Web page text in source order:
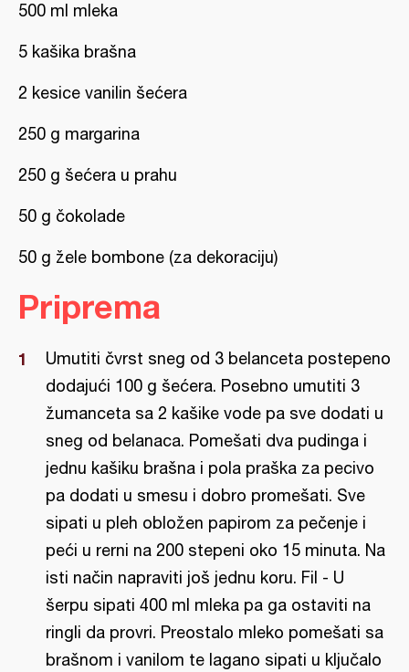
500 ml mleka
5 kašika brašna
2 kesice vanilin šećera
250 g margarina
250 g šećera u prahu
50 g čokolade
50 g žele bombone (za dekoraciju)
Priprema
Umutiti čvrst sneg od 3 belanceta postepeno
dodajući 100 g šećera. Posebno umutiti 3
žumanceta sa 2 kašike vode pa sve dodati u
sneg od belanaca. Pomešati dva pudinga i
jednu kašiku brašna i pola praška za pecivo
pa dodati u smesu i dobro promešati. Sve
sipati u pleh obložen papirom za pečenje i
peći u rerni na 200 stepeni oko 15 minuta. Na
isti način napraviti još jednu koru. Fil - U
šerpu sipati 400 ml mleka pa ga ostaviti na
ringli da provri. Preostalo mleko pomešati sa
brašnom i vanilom te lagano sipati u ključalo